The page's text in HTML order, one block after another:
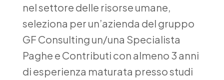
nel settore delle risorse umane,
seleziona per un’azienda del gruppo
GF Consulting un/una Specialista
Paghe e Contributi con almeno 3 anni
di esperienza maturata presso studi